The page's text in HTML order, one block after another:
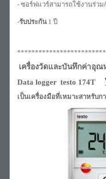
- ซอร์ฟแวร์สามารถใช้งานร่วม
-รับประกัน 1 ปี
เครื่องวัดและบันทึกค่าอุณ
Data logger testo 174T
เป็นเครื่องมือที่เหมาะสาหรับ